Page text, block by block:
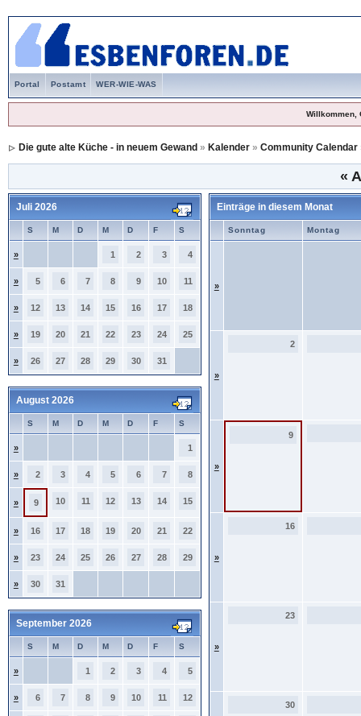
Portal Postamt WER-WIE-WAS
Willkommen,
Die gute alte Küche - in neuem Gewand » Kalender» Community Calendar
«
Juli 2026
S M D M D F S
» 1 2 3 4
» 5 6 7 8 9 10 11
» 12 13 14 15 16 17 18
» 19 20 21 22 23 24 25
» 26 27 28 29 30 31
August 2026
S M D M D F S
» 1
» 2 3 4 5 6 7 8
» 9 10 11 12 13 14 15
» 16 17 18 19 20 21 22
» 23 24 25 26 27 28 29
» 30 31
September 2026
S M D M D F S
» 1 2 3 4 5
» 6 7 8 9 10 11 12
Einträge in diesem Monat
Sonntag Montag
»
»
2
»
9
»
16
»
23
30